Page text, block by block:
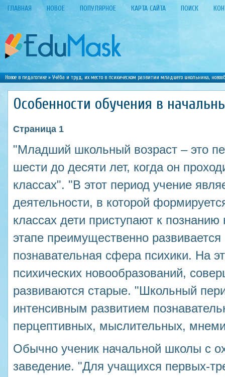
ГЛАВНАЯ НОВОЕ ПОПУЛЯРНОЕ КАРТА САЙТА ПОИСК
Новое в педагогике»Учёба и труд, их место в психическом развитии младшего школьника,
Особенности обучения в
Страница 1
"Младший школьный возраст – это
шести до десяти лет, когда он
классах". "В этот период учение
деятельности, в которой
классах дети приступают к
этапе преимущественно развивается
познавательная сфера психики. На
психических новообразований,
развиваются старые. "Школьный
интенсивным развитием
перцептивных, мыслительных,
Обычно ученик начальной школы с
заведение. "Для учащихся первых-